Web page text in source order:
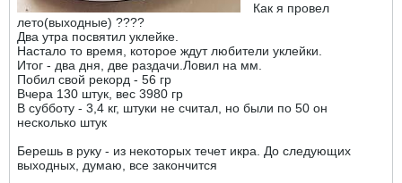
Как я провел
лето(выходные) ????
Два утра посвятил уклейке.
Настало то время, которое ждут любители уклейки.
Итог - два дня, две раздачи.Ловил на мм.
Побил свой рекорд - 56 гр
Вчера 130 штук, вес 3980 гр
В субботу - 3,4 кг, штуки не считал, но были по 50 он
несколько штук
Берешь в руку - из некоторых течет икра. До следующих
выходных, думаю, все закончится